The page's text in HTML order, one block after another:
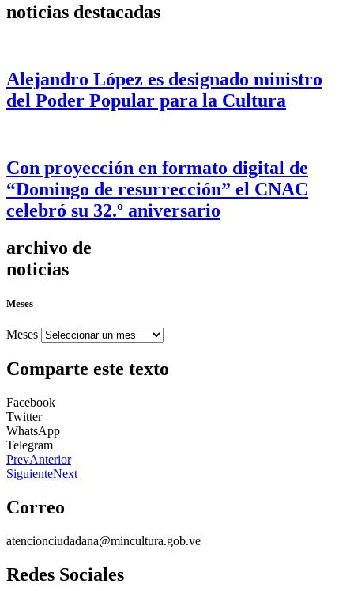
noticias destacadas
Alejandro López es designado ministro
del Poder Popular para la Cultura
Con proyección en formato digital de
“Domingo de resurrección” el CNAC
celebró su 32.º aniversario
archivo de
noticias
Meses
Meses
Comparte este texto
Facebook
Twitter
WhatsApp
Telegram
PrevAnterior
SiguienteNext
Correo
atencionciudadana@mincultura.gob.ve
Redes Sociales